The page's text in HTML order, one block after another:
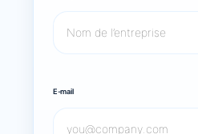
E-mail